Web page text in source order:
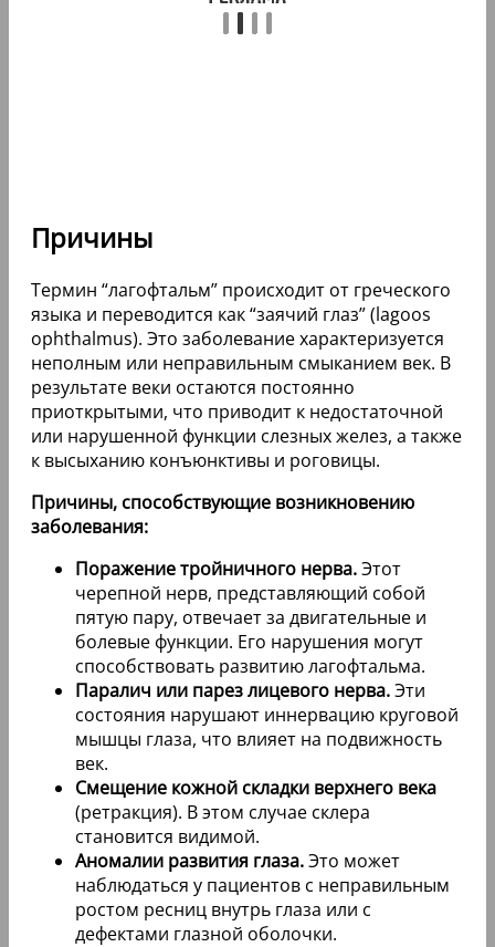
Причины
Термин “лагофтальм” происходит от греческого
языка и переводится как “заячий глаз” (lagoos
ophthalmus). Это заболевание характеризуется
неполным или неправильным смыканием век. В
результате веки остаются постоянно
приоткрытыми, что приводит к недостаточной
или нарушенной функции слезных желез, а также
к высыханию конъюнктивы и роговицы.
Причины, способствующие возникновению
заболевания:
Поражение тройничного нерва.Этот
черепной нерв, представляющий собой
пятую пару, отвечает за двигательные и
болевые функции. Его нарушения могут
способствовать развитию лагофтальма.
Паралич или парез лицевого нерва.Эти
состояния нарушают иннервацию круговой
мышцы глаза, что влияет на подвижность
век.
Смещение кожной складки верхнего века
(ретракция). В этом случае склера
становится видимой.
Аномалии развития глаза.Это может
наблюдаться у пациентов с неправильным
ростом ресниц внутрь глаза или с
дефектами глазной оболочки.